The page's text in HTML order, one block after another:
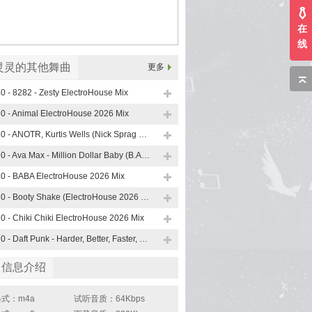
灵的其他舞曲 更多
- 8282 - Zesty ElectroHouse Mix
- Animal ElectroHouse 2026 Mix
130 - ANOTR, Kurtis Wells (Nick Sprag ElectroHouse Mix)
130 - Ava Max - Million Dollar Baby (B.A.S.E 90 s ElectroHouse Mix)
- BABA ElectroHouse 2026 Mix
130 - Booty Shake (ElectroHouse 2026 Mix)
- Chiki Chiki ElectroHouse 2026 Mix
130 - Daft Punk - Harder, Better, Faster, Stronger (B.A.S.E , KANES ElectroHouse Mix)
息介绍
：m4a
试听音质：64Kbps
在
线